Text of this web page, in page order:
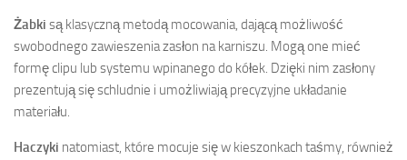
Żabki są klasyczną metodą mocowania, dającą możliwość
swobodnego zawieszenia zasłon na karniszu. Mogą one mieć
formę clipu lub systemu wpinanego do kółek. Dzięki nim zasłony
prezentują się schludnie i umożliwiają precyzyjne układanie
materiału.
Haczyki natomiast, które mocuje się w kieszonkach taśmy, również